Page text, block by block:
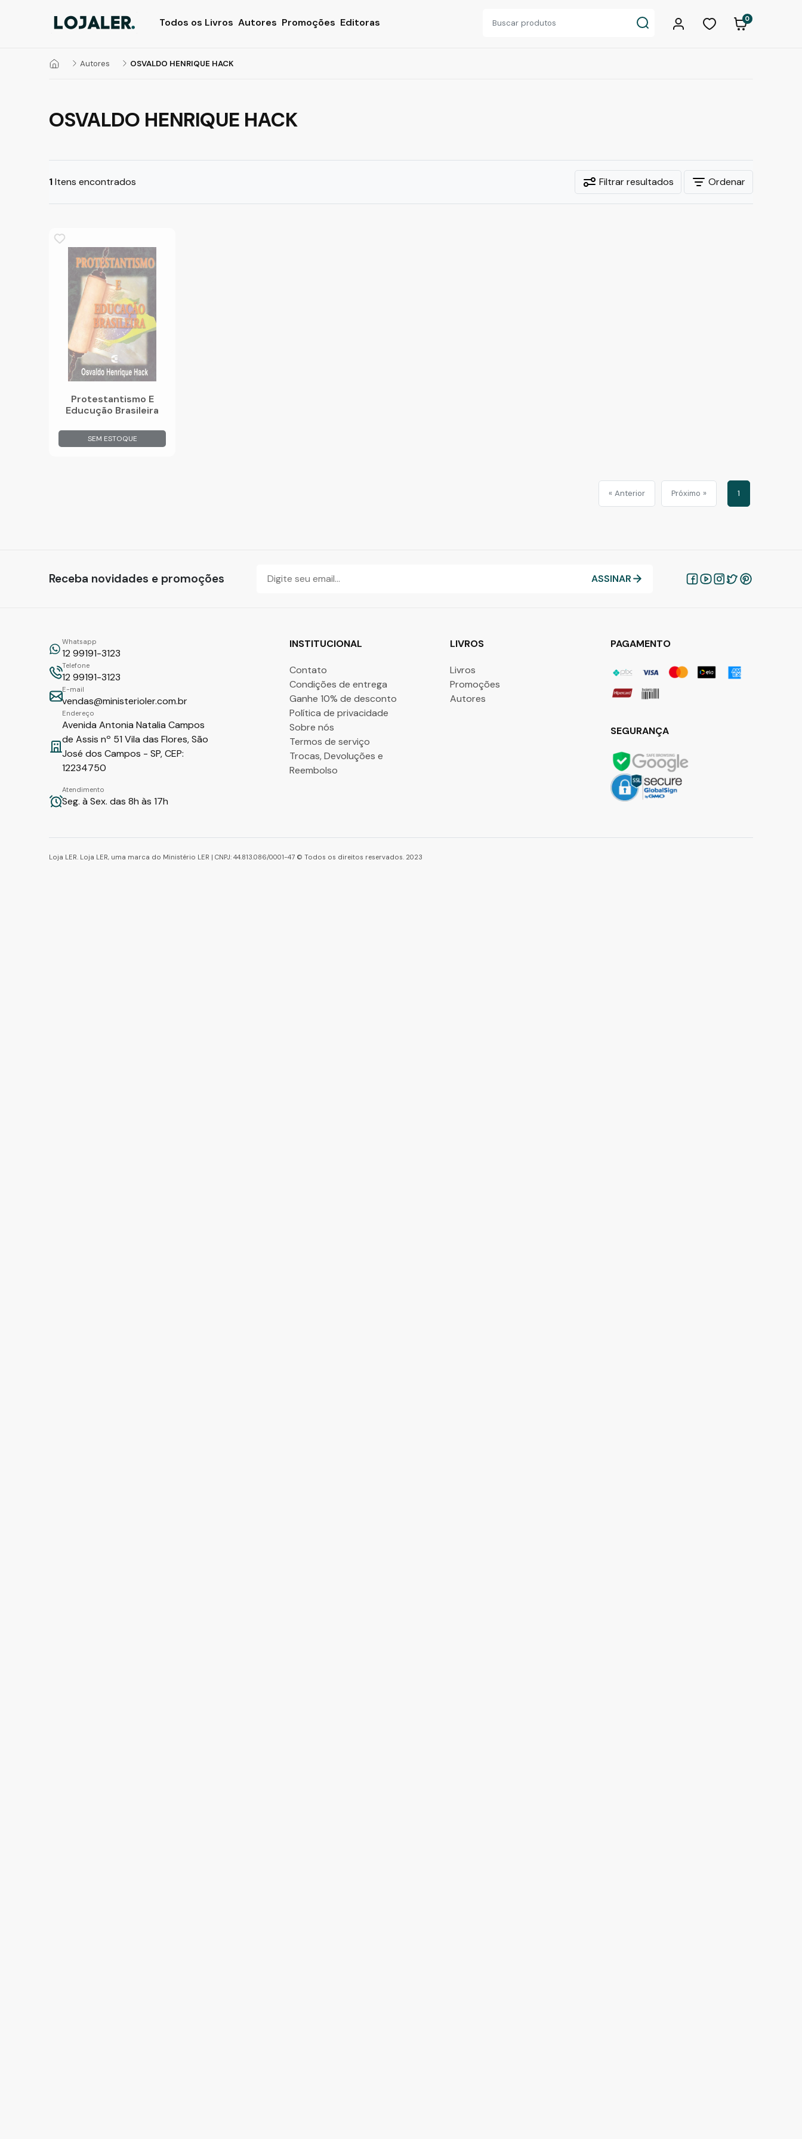
Todos os Livros Autores Promoções Editoras 0
Autores OSVALDO HENRIQUE HACK
OSVALDO HENRIQUE HACK
1Itens encontrados Filtrar resultados Ordenar
Protestantismo E
Educução Brasileira
SEM ESTOQUE
« Anterior Próximo » 1
Receba novidades e promoções ASSINAR
Whatsapp
12 99191-3123
Telefone
12 99191-3123
E-mail
vendas@ministerioler.com.br
Endereço
Avenida Antonia Natalia Campos
de Assis nº 51 Vila das Flores, São
José dos Campos - SP, CEP:
12234750
Atendimento
Seg. à Sex. das 8h às 17h
INSTITUCIONAL
Contato
Condições de entrega
Ganhe 10% de desconto
Política de privacidade
Sobre nós
Termos de serviço
Trocas, Devoluções e
Reembolso
LIVROS
Livros
Promoções
Autores
PAGAMENTO
SEGURANÇA
Loja LER. Loja LER, uma marca do Ministério LER | CNPJ: 44.813.086/0001-47 © Todos os direitos reservados. 2023